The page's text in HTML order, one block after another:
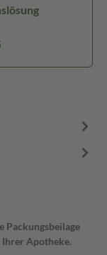
Packungsbeilage
Apotheke.